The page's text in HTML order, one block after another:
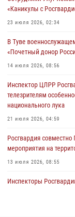
29 июля 2026, 09:41
26 сигналов «Тревога»
29 июля 2026, 08:37
В Туве офицер
28 июля 2026, 07:48
«Каникулы с
23 июля 2026, 02:34
В Туве
«Почетный донор
14 июля 2026, 08:56
Инспектор ЦЛРР
телезрителям
национального лука
21 июля 2026, 04:59
Росгвардия
мероприятия на
13 июля 2026, 08:55
Инспекторы